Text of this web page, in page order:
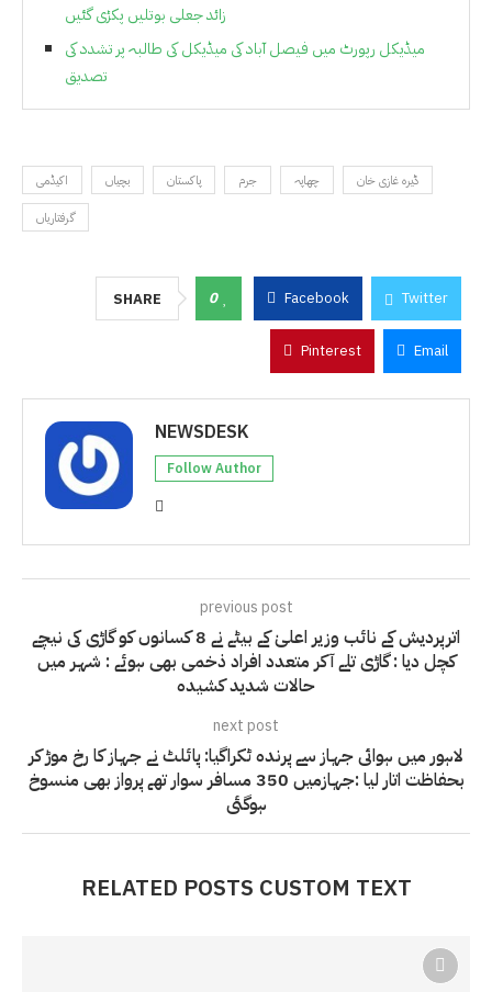
زائد جعلی بوتلیں پکڑی گئیں
میڈیکل رپورٹ میں فیصل آباد کی میڈیکل کی طالبہ پر تشدد کی
تصدیق
اکیڈمی بچیاں پاکستان جرم چھاپہ
ڈیرہ غازی خان
گرفتاریاں
SHARE 0 Facebook Twitter
Pinterest Email
NEWSDESK
Follow Author
previous post
اترپردیش کے نائب وزیر اعلیٰ کے بیٹے نے 8 کسانوں کو گاڑی کی نیچے
کچل دیا : گاڑی تلے آکر متعدد افراد ذخمی بھی ہوئے : شہر میں
حالات شدید کشیدہ
next post
لاہور میں ہوائی جہاز سے پرندہ ٹکراگیا: پائلٹ نے جہاز کا رخ موڑ کر
بحفاظت اتار لیا :جہازمیں 350 مسافر سوار تھے پرواز بھی منسوخ
ہوگئی
RELATED POSTS CUSTOM TEXT